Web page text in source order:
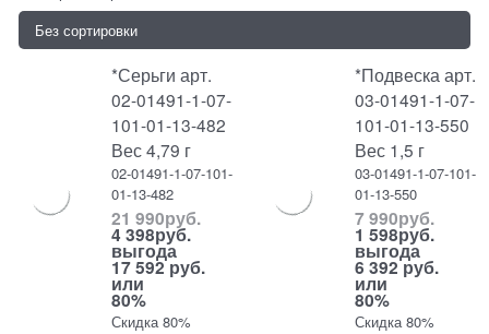
*Серьги арт.
02-01491-1-07-
101-01-13-482
Вес 4,79 г
02-01491-1-07-101-
01-13-482
21 990руб.
4 398руб.
выгода
17 592 руб.
или
80%
Скидка 80%
*Подвеска арт.
03-01491-1-07-
101-01-13-550
Вес 1,5 г
03-01491-1-07-101-
01-13-550
7 990руб.
1 598руб.
выгода
6 392 руб.
или
80%
Скидка 80%